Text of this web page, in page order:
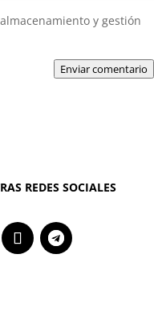
y gestión
Enviar comentario
REDES SOCIALES